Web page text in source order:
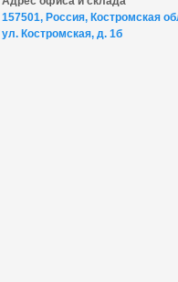
157501, Россия, Костромская
ул. Костромская, д. 1б